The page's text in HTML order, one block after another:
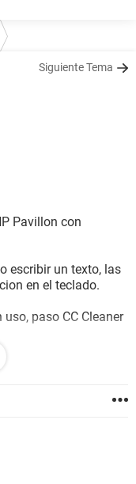
Siguiente Tema
Pavillon con
escribir un texto, las
en el teclado.
paso CC Cleaner